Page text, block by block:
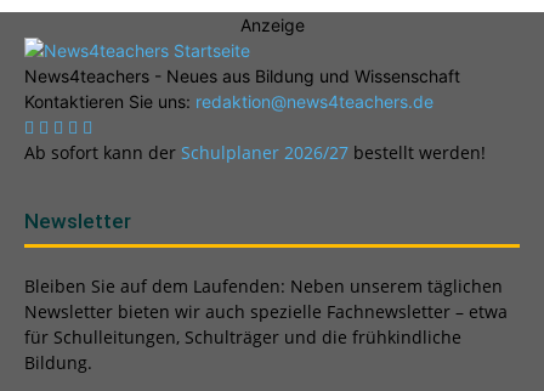
Anzeige
News4teachers - Neues aus Bildung und Wissenschaft
Kontaktieren Sie uns: redaktion@news4teachers.de
Ab sofort kann der Schulplaner 2026/27 bestellt werden!
Newsletter
Bleiben Sie auf dem Laufenden: Neben unserem täglichen
Newsletter bieten wir auch spezielle Fachnewsletter – etwa
für Schulleitungen, Schulträger und die frühkindliche
Bildung.